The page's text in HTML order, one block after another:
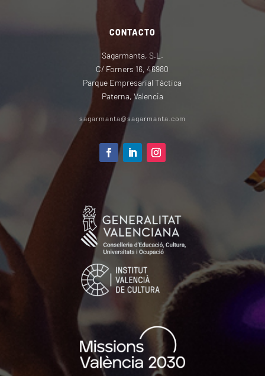
CONTACTO
Sagarmanta, S.L.
C/ Forners 16, 46980
Parque Empresarial Táctica
Paterna, Valencia
sagarmanta@sagarmanta.com